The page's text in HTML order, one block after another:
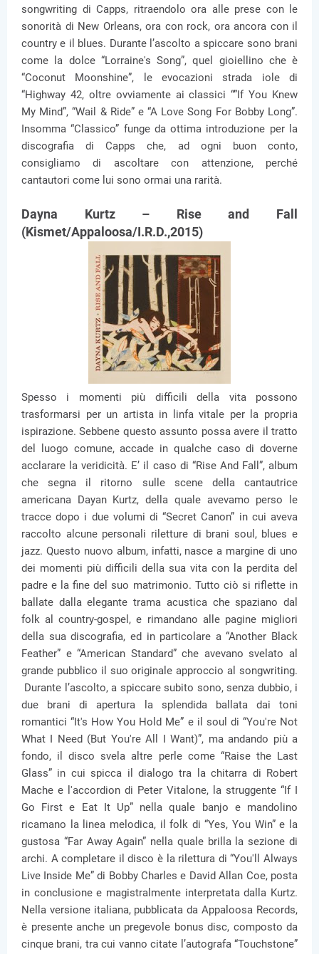
songwriting di Capps, ritraendolo ora alle prese con le
sonorità di New Orleans, ora con rock, ora ancora con il
country e il blues. Durante l’ascolto a spiccare sono brani
come la dolce “Lorraine's Song”, quel gioiellino che è
“Coconut Moonshine”, le evocazioni strada iole di
“Highway 42, oltre ovviamente ai classici “”If You Knew
My Mind”, “Wail & Ride” e “A Love Song For Bobby Long”.
Insomma “Classico” funge da ottima introduzione per la
discografia di Capps che, ad ogni buon conto,
consigliamo di ascoltare con attenzione, perché
cantautori come lui sono ormai una rarità.
Dayna Kurtz – Rise and Fall
(Kismet/Appaloosa/I.R.D.,2015)
Spesso i momenti più difficili della vita possono
trasformarsi per un artista in linfa vitale per la propria
ispirazione. Sebbene questo assunto possa avere il tratto
del luogo comune, accade in qualche caso di doverne
acclarare la veridicità. E’ il caso di “Rise And Fall”, album
che segna il ritorno sulle scene della cantautrice
americana Dayan Kurtz, della quale avevamo perso le
tracce dopo i due volumi di “Secret Canon” in cui aveva
raccolto alcune personali riletture di brani soul, blues e
jazz. Questo nuovo album, infatti, nasce a margine di uno
dei momenti più difficili della sua vita con la perdita del
padre e la fine del suo matrimonio. Tutto ciò si riflette in
ballate dalla elegante trama acustica che spaziano dal
folk al country-gospel, e rimandano alle pagine migliori
della sua discografia, ed in particolare a “Another Black
Feather” e “American Standard” che avevano svelato al
grande pubblico il suo originale approccio al songwriting.
Durante l’ascolto, a spiccare subito sono, senza dubbio, i
due brani di apertura la splendida ballata dai toni
romantici “It's How You Hold Me” e il soul di “You're Not
What I Need (But You're All I Want)”, ma andando più a
fondo, il disco svela altre perle come “Raise the Last
Glass” in cui spicca il dialogo tra la chitarra di Robert
Mache e l'accordion di Peter Vitalone, la struggente “If I
Go First e Eat It Up” nella quale banjo e mandolino
ricamano la linea melodica, il folk di “Yes, You Win” e la
gustosa “Far Away Again” nella quale brilla la sezione di
archi. A completare il disco è la rilettura di “You'll Always
Live Inside Me” di Bobby Charles e David Allan Coe, posta
in conclusione e magistralmente interpretata dalla Kurtz.
Nella versione italiana, pubblicata da Appaloosa Records,
è presente anche un pregevole bonus disc, composto da
cinque brani, tra cui vanno citate l’autografa “Touchstone”